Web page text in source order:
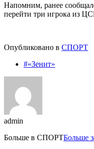
Напомним, ранее
перейти три игрока из
Опубликовано в СПОРТ
#«Зенит»
admin
Больше в СПОРТБольше